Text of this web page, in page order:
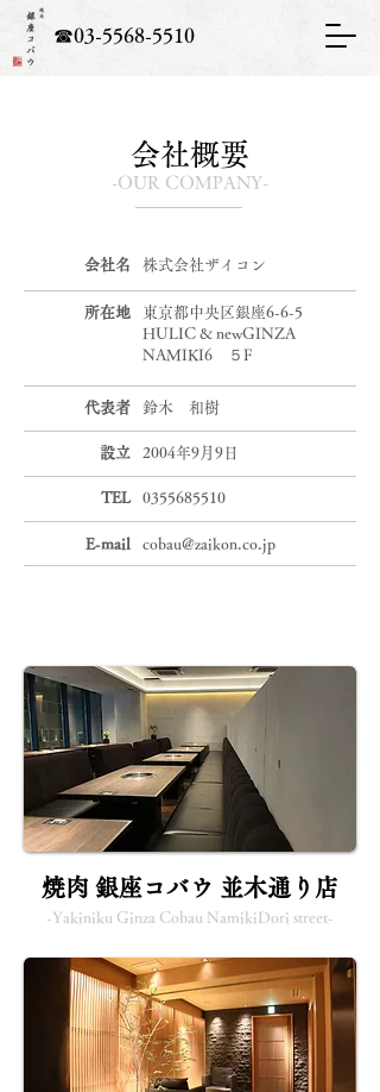
☎03-5568-5510
会社概要
-OUR COMPANY-
会社名 株式会社ザイコン
所在地
東京都中央区銀座6-6-5
HULIC & newGINZA
NAMIKI6 ５F
代表者 鈴木 和樹
設立 2004年9月9日
TEL 0355685510
E-mail cobau@zaikon.co.jp
焼肉 銀座コバウ 並木通り店
-Yakiniku Ginza Cobau NamikiDori street-